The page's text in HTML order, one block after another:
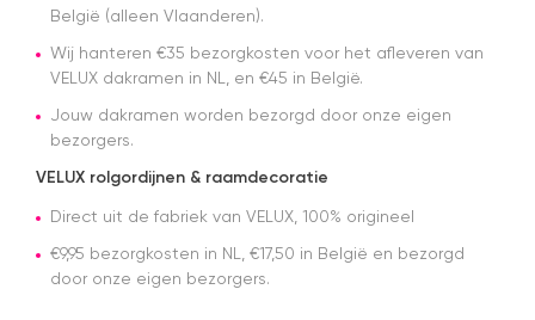
daar niet
hoogte
gesteld.
ik contact
had ik snel
antwoorden.
tevreden
over het
België (alleen Vlaanderen).
Wij hanteren €35 bezorgkosten voor het afleveren van
VELUX dakramen in NL, en €45 in België.
Jouw dakramen worden bezorgd door onze eigen
bezorgers.
VELUX rolgordijnen & raamdecoratie
Direct uit de fabriek van VELUX, 100% origineel
€9,95 bezorgkosten in NL, €17,50 in België en bezorgd
door onze eigen bezorgers.